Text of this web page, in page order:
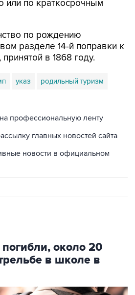
или по краткосрочным
по рождению
разделе 14-й поправки к
в 1868 году.
указ родильный туризм
профессиональную ленту
главных новостей сайта
новости в официальном
около 20
в школе в